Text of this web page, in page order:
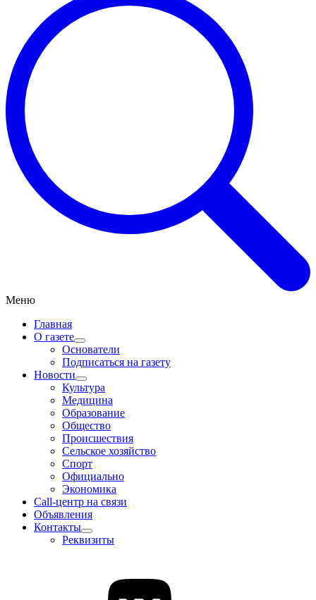
Меню
Главная
О газете
Основатели
Подписаться на газету
Новости
Культура
Медицина
Образование
Общество
Происшествия
Сельское хозяйство
Спорт
Официально
Экономика
Call-центр на связи
Объявления
Контакты
Реквизиты